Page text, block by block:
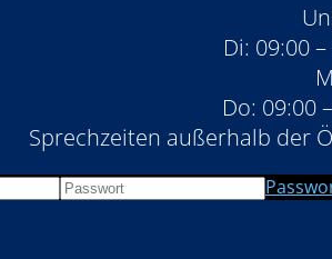
Di: 09:00
Do: 09:00
Sprechzeiten außerhalb der